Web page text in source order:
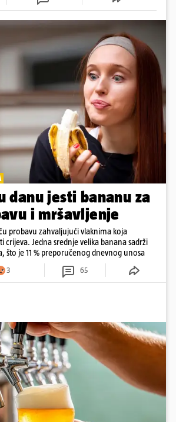
danu jesti bananu za
i mršavljenje
probavu zahvaljujući vlaknima koja
crijeva. Jedna srednje velika banana sadrži
što je 11 % preporučenog dnevnog unosa
3 65